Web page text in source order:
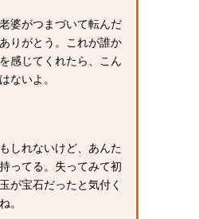
婆がつまづいて転んだ
りがとう。これが誰か
感じてくれたら、こん
ないよ。
しれないけど、あんた
ってる。失ってみて初
が宝石だったと気付く
。